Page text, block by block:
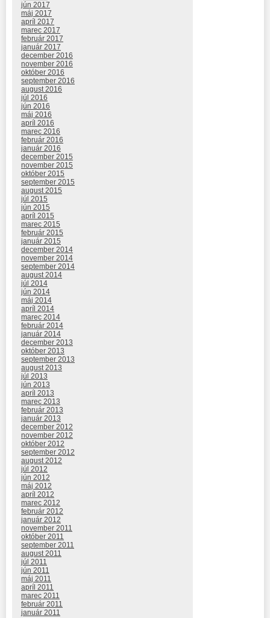
jún 2017
máj 2017
apríl 2017
marec 2017
február 2017
január 2017
december 2016
november 2016
október 2016
september 2016
august 2016
júl 2016
jún 2016
máj 2016
apríl 2016
marec 2016
február 2016
január 2016
december 2015
november 2015
október 2015
september 2015
august 2015
júl 2015
jún 2015
apríl 2015
marec 2015
február 2015
január 2015
december 2014
november 2014
september 2014
august 2014
júl 2014
jún 2014
máj 2014
apríl 2014
marec 2014
február 2014
január 2014
december 2013
október 2013
september 2013
august 2013
júl 2013
jún 2013
apríl 2013
marec 2013
február 2013
január 2013
december 2012
november 2012
október 2012
september 2012
august 2012
júl 2012
jún 2012
máj 2012
apríl 2012
marec 2012
február 2012
január 2012
november 2011
október 2011
september 2011
august 2011
júl 2011
jún 2011
máj 2011
apríl 2011
marec 2011
február 2011
január 2011